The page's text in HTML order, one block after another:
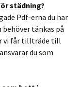
städning?
Pdf-erna du har
tänkas på
vi får tillträde till
du som